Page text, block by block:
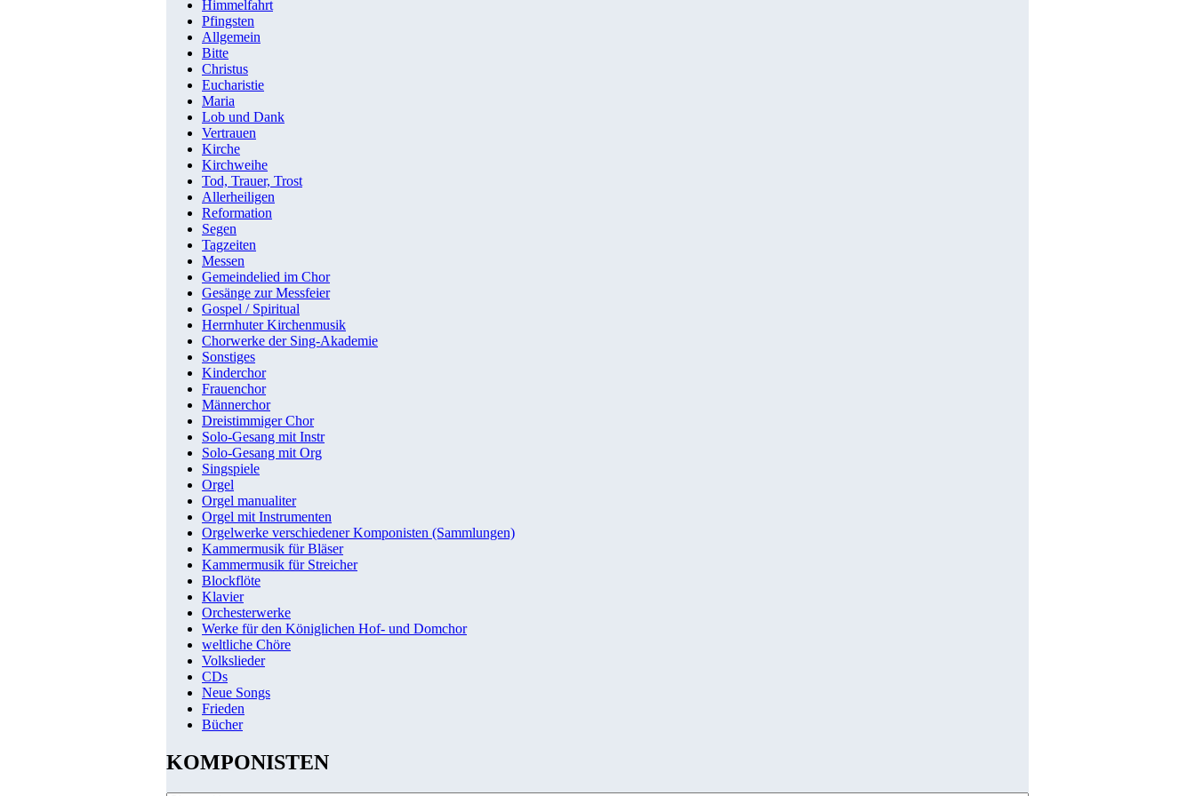
Himmelfahrt
Pfingsten
Allgemein
Bitte
Christus
Eucharistie
Maria
Lob und Dank
Vertrauen
Kirche
Kirchweihe
Tod, Trauer, Trost
Allerheiligen
Reformation
Segen
Tagzeiten
Messen
Gemeindelied im Chor
Gesänge zur Messfeier
Gospel / Spiritual
Herrnhuter Kirchenmusik
Chorwerke der Sing-Akademie
Sonstiges
Kinderchor
Frauenchor
Männerchor
Dreistimmiger Chor
Solo-Gesang mit Instr
Solo-Gesang mit Org
Singspiele
Orgel
Orgel manualiter
Orgel mit Instrumenten
Orgelwerke verschiedener Komponisten (Sammlungen)
Kammermusik für Bläser
Kammermusik für Streicher
Blockflöte
Klavier
Orchesterwerke
Werke für den Königlichen Hof- und Domchor
weltliche Chöre
Volkslieder
CDs
Neue Songs
Frieden
Bücher
KOMPONISTEN